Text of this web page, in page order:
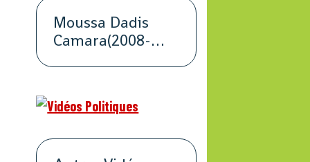
Moussa Dadis
Camara(2008-